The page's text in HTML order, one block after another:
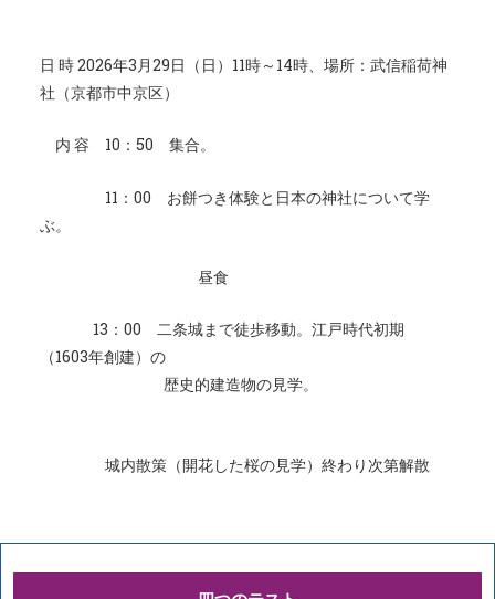
日 時 2026年3月29日（日）11時～14時、場所：武信稲荷神
社（京都市中京区）
内 容 10：50 集合。
11：00 お餅つき体験と日本の神社について学
ぶ。
昼食
13：00 二条城まで徒歩移動。江戸時代初期
（1603年創建）の
歴史的建造物の見学。
城内散策（開花した桜の見学）終わり次第解散